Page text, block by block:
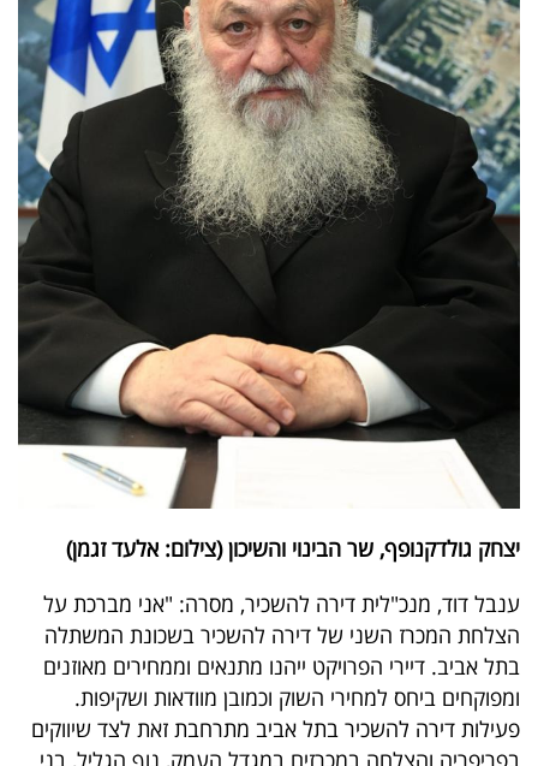
יצחק גולדקנופף, שר הבינוי והשיכון (צילום: אלעד זגמן)
ענבל דוד, מנכ"לית דירה להשכיר, מסרה: "אני מברכת על
הצלחת המכרז השני של דירה להשכיר בשכונת המשתלה
בתל אביב. דיירי הפרויקט ייהנו מתנאים וממחירים מאוזנים
ומפוקחים ביחס למחירי השוק וכמובן מוודאות ושקיפות.
פעילות דירה להשכיר בתל אביב מתרחבת זאת לצד שיווקים
בפריפריה והצלחה במכרזים במגדל העמק, נוף הגליל, בני